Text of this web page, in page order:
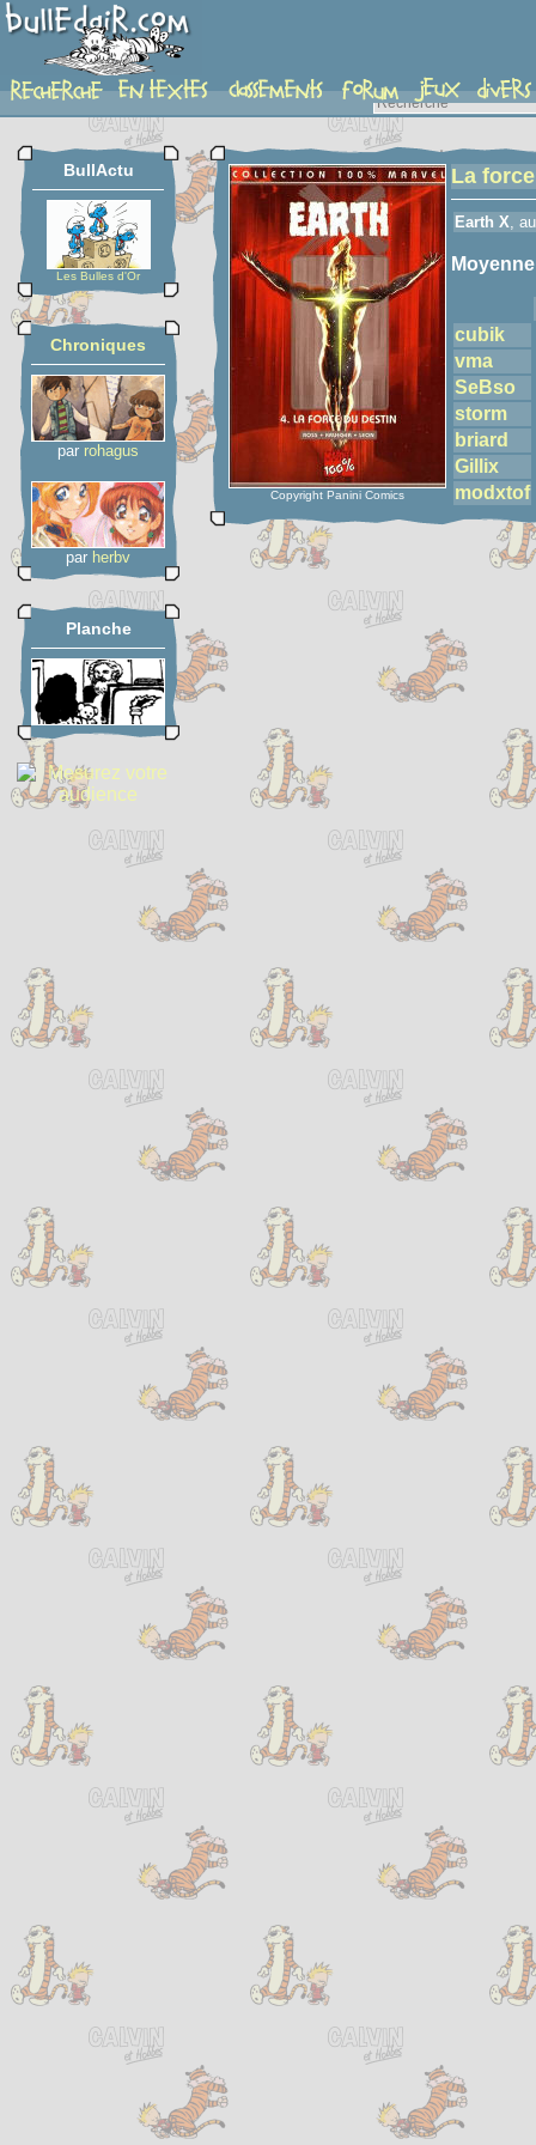
detail-etoiles
BullActu
Les Bulles d'Or
Chroniques
par rohagus
par herbv
Planche
Copyright Panini Comics
La
Earth X,
Moyenne
cubik
vma
SeBso
storm
briard
Gillix
modxtof